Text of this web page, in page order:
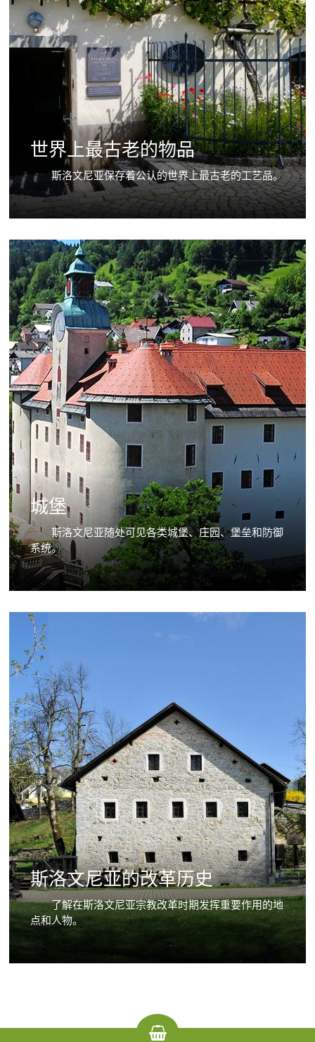
世界上最古老的物品
斯洛文尼亚保存着公认的世界上最古老的工艺品。
城堡
斯洛文尼亚随处可见各类城堡、庄园、堡垒和防御
系统。
斯洛文尼亚的改革历史
了解在斯洛文尼亚宗教改革时期发挥重要作用的地
点和人物。